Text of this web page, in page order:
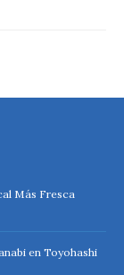
Más Fresca
en Toyohashi